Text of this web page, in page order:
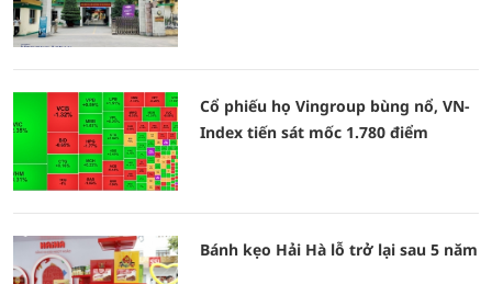
Cổ phiếu họ Vingroup bùng nổ, VN-
Index tiến sát mốc 1.780 điểm
Bánh kẹo Hải Hà lỗ trở lại sau 5 năm